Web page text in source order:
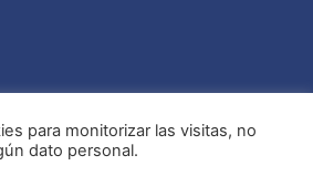
para monitorizar las visitas, no
dato personal.